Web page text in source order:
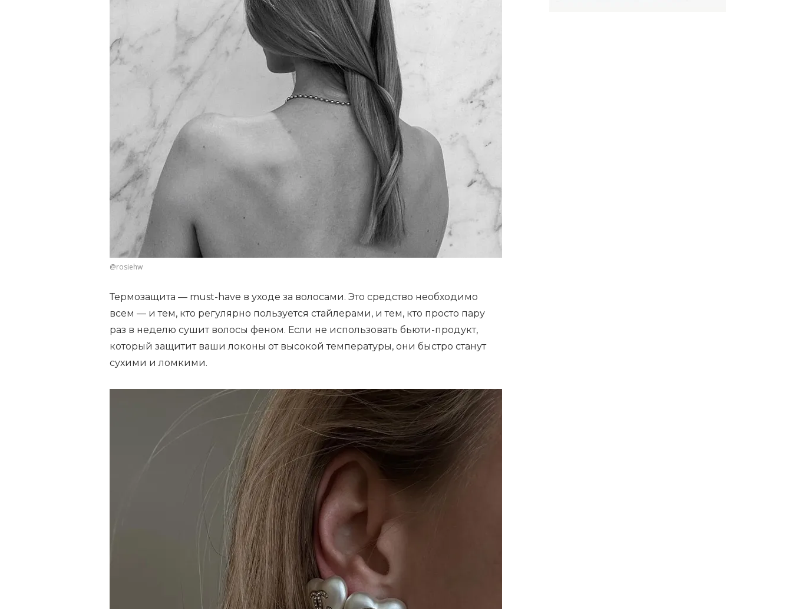
@rosiehw
Термозащита — must-have в уходе за волосами. Это средство необходимо
всем — и тем, кто регулярно пользуется стайлерами, и тем, кто просто пару
раз в неделю сушит волосы феном. Если не использовать бьюти-продукт,
который защитит ваши локоны от высокой температуры, они быстро станут
сухими и ломкими.